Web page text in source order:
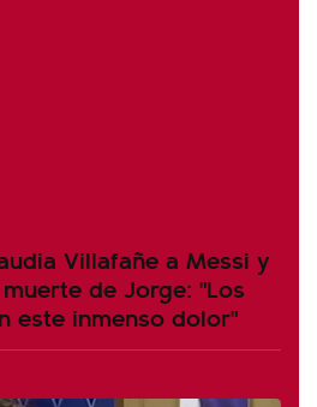
Villafañe a Messi y
de Jorge: "Los
este inmenso dolor"